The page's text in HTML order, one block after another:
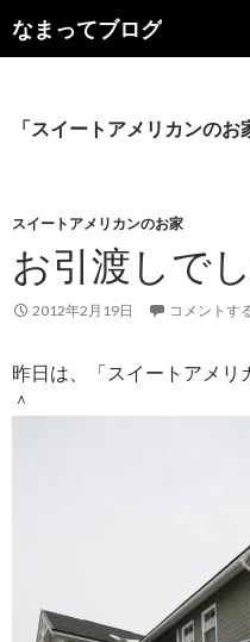
なまってブログ
索コ
ン
キ
ッ
プ
「スイートアメリカンの
スイートアメリカンのお家
お引渡しで
2012年2月19日 コメントす
昨日は、「スイートアメリ
＾